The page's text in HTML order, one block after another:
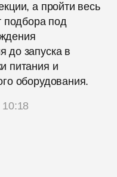
а пройти весь
подбора под
до запуска в
питания и
оборудования.